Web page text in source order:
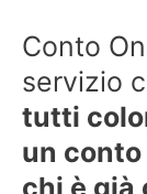
Conto
servizio
tutti
un
chi è già